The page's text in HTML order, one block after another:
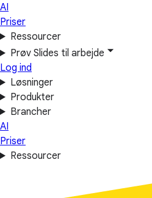
AI
Priser
Ressourcer
Prøv Slides til arbejde
Log ind
Løsninger
Produkter
Brancher
AI
Priser
Ressourcer